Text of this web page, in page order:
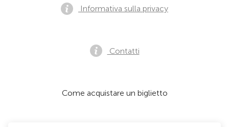
Informativa sulla privacy
Contatti
Come acquistare un biglietto